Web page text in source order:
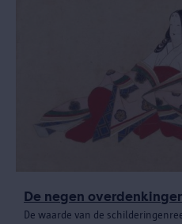
De negen
De waarde van de